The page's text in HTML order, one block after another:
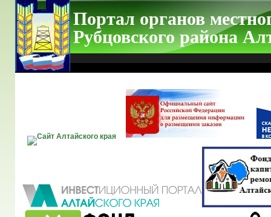
Портал органов
Рубцовского района